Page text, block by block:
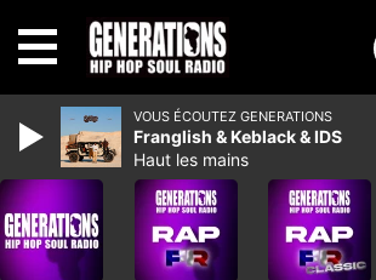
VOUS ÉCOUTEZ GENERATIONS
Franglish & Keblack & IDS
Haut les mains